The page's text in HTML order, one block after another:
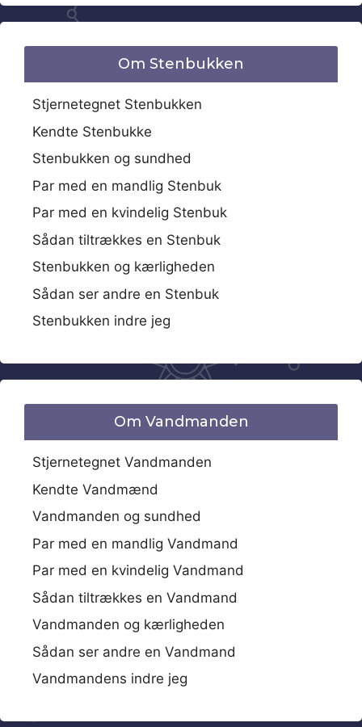
Om Stenbukken
Stjernetegnet Stenbukken
Kendte Stenbukke
Stenbukken og sundhed
Par med en mandlig Stenbuk
Par med en kvindelig Stenbuk
Sådan tiltrækkes en Stenbuk
Stenbukken og kærligheden
Sådan ser andre en Stenbuk
Stenbukken indre jeg
Om Vandmanden
Stjernetegnet Vandmanden
Kendte Vandmænd
Vandmanden og sundhed
Par med en mandlig Vandmand
Par med en kvindelig Vandmand
Sådan tiltrækkes en Vandmand
Vandmanden og kærligheden
Sådan ser andre en Vandmand
Vandmandens indre jeg